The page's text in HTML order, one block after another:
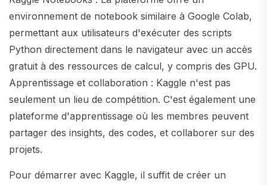
environnement de notebook similaire à Google Colab,
permettant aux utilisateurs d'exécuter des scripts
Python directement dans le navigateur avec un accès
gratuit à des ressources de calcul, y compris des GPU.
Apprentissage et collaboration : Kaggle n'est pas
seulement un lieu de compétition. C'est également une
plateforme d'apprentissage où les membres peuvent
partager des insights, des codes, et collaborer sur des
projets.
Pour démarrer avec Kaggle, il suffit de créer un